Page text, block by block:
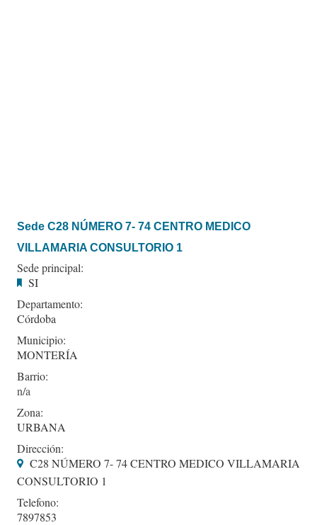
Sede C28 NÚMERO 7- 74 CENTRO MEDICO
VILLAMARIA CONSULTORIO 1
Sede principal:
SI
Departamento:
Córdoba
Municipio:
MONTERÍA
Barrio:
Zona:
URBANA
Dirección:
C28 NÚMERO 7- 74 CENTRO MEDICO VILLAMARIA
CONSULTORIO 1
Telefono:
7897853